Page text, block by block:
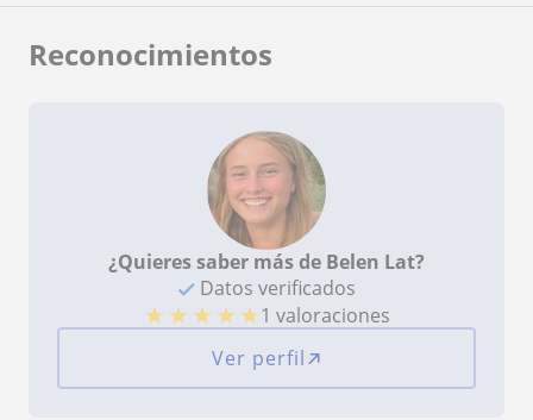
Reconocimientos
¿Quieres saber más de Belen Lat?
Datos verificados
★ ★ ★ ★ ★1 valoraciones
Ver perfil